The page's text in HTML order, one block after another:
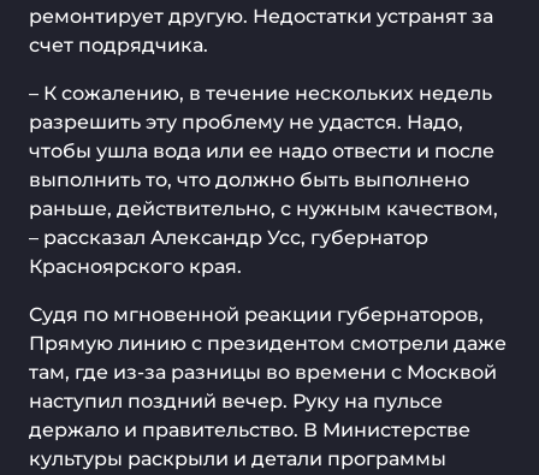
ремонтирует другую. Недостатки устранят за
счет подрядчика.
– К сожалению, в течение нескольких недель
разрешить эту проблему не удастся. Надо,
чтобы ушла вода или ее надо отвести и после
выполнить то, что должно быть выполнено
раньше, действительно, с нужным качеством,
– рассказал Александр Усс, губернатор
Красноярского края.
Судя по мгновенной реакции губернаторов,
Прямую линию с президентом смотрели даже
там, где из-за разницы во времени с Москвой
наступил поздний вечер. Руку на пульсе
держало и правительство. В Министерстве
культуры раскрыли и детали программы